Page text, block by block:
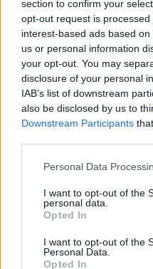
section to confirm your
opt-out request is
interest-based ads based
us or personal information
your opt-out. You may
disclosure of your personal
IAB’s list of downstream
also be disclosed by us to
Downstream Participants
Personal Data
I want to opt-out of the
personal data.
Opted In
I want to opt-out of the
Personal Data.
Opted In